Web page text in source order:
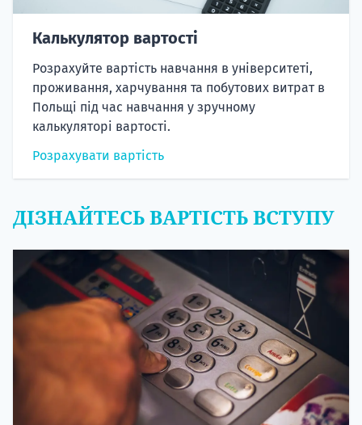
Калькулятор вартості
Розрахуйте вартість навчання в університеті,
проживання, харчування та побутових витрат в
Польщі під час навчання у зручному
калькуляторі вартості.
Розрахувати вартість
ДІЗНАЙТЕСЬ ВАРТІСТЬ ВСТУПУ